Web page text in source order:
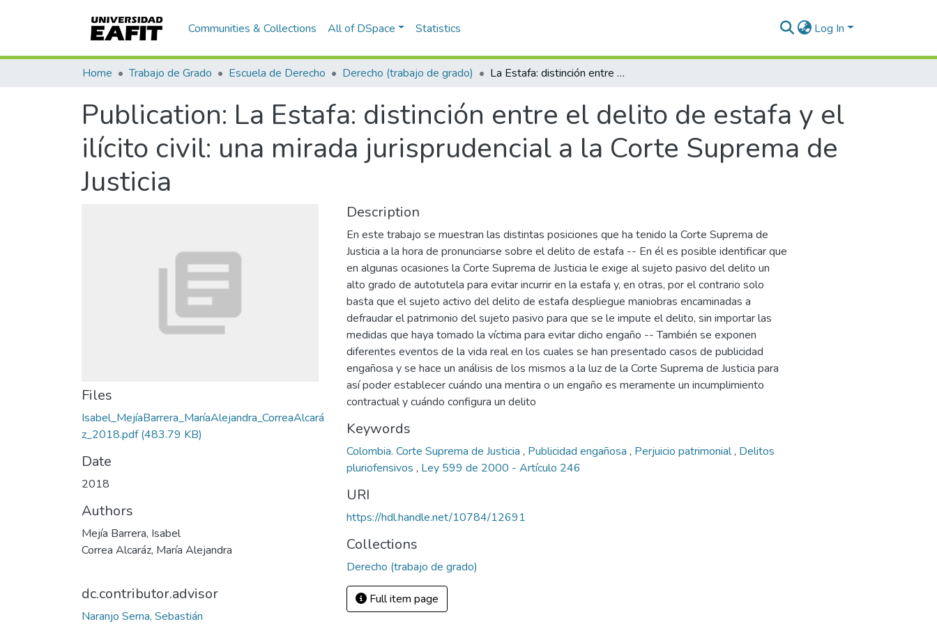
Communities & Collections All of DSpace Statistics Log In
Home Trabajo de Grado Escuela de Derecho Derecho (trabajo de grado) La Estafa: distinción entre el delito de estafa y el ilícito civil: una mirada jurisprudencial a la Corte Suprema de Justicia
Publication: La Estafa: distinción entre el delito de estafa y el
ilícito civil: una mirada jurisprudencial a la Corte Suprema de
Justicia
Files
Isabel_MejíaBarrera_MaríaAlejandra_CorreaAlcará
z_2018.pdf(483.79 KB)
Date
2018
Authors
Mejía Barrera, Isabel
Correa Alcaráz, María Alejandra
dc.contributor.advisor
Naranjo Serna, Sebastián
Description
En este trabajo se muestran las distintas posiciones que ha tenido la Corte Suprema de
Justicia a la hora de pronunciarse sobre el delito de estafa -- En él es posible identificar que
en algunas ocasiones la Corte Suprema de Justicia le exige al sujeto pasivo del delito un
alto grado de autotutela para evitar incurrir en la estafa y, en otras, por el contrario solo
basta que el sujeto activo del delito de estafa despliegue maniobras encaminadas a
defraudar el patrimonio del sujeto pasivo para que se le impute el delito, sin importar las
medidas que haya tomado la víctima para evitar dicho engaño -- También se exponen
diferentes eventos de la vida real en los cuales se han presentado casos de publicidad
engañosa y se hace un análisis de los mismos a la luz de la Corte Suprema de Justicia para
así poder establecer cuándo una mentira o un engaño es meramente un incumplimiento
contractual y cuándo configura un delito
Keywords
Colombia. Corte Suprema de Justicia , Publicidad engañosa , Perjuicio patrimonial, Delitos
pluriofensivos , Ley 599 de 2000 - Artículo 246
URI
https://hdl.handle.net/10784/12691
Collections
Derecho (trabajo de grado)
Full item page